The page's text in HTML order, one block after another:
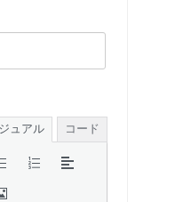
ュアル コード